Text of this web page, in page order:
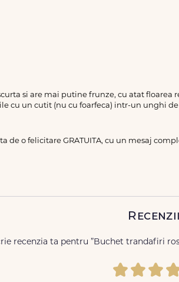
si are mai putine frunze, cu atat floarea
cu un cutit (nu cu foarfeca) intr-un unghi de
de o felicitare GRATUITA, cu un mesaj
Recenzii
recenzia ta pentru ”Buchet trandafiri